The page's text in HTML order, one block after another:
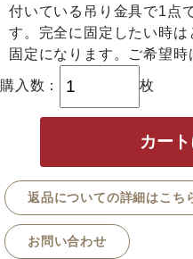
付いている吊り金具で1点
す。完全に固定したい時
固定になります。ご希望時
購入数： 枚
返品についての詳細はこち
お問い合わせ